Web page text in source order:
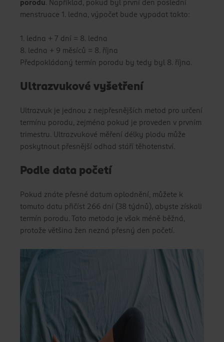
porodu. Například, pokud byl první den poslední
menstruace 1. ledna, výpočet bude vypadat takto:
1. ledna + 7 dní = 8. ledna
8. ledna + 9 měsíců = 8. října
Předpokládaný termín porodu by tedy byl 8. října.
Ultrazvukové vyšetření
Ultrazvuk je jednou z nejpřesnějších metod pro určení
termínu porodu, zejména pokud je proveden v prvním
trimestru. Ultrazvukové měření délky plodu může
poskytnout přesnější odhad stáří těhotenství.
Podle data početí
Pokud znáte přesné datum oplodnění, můžete k
tomuto datu přičíst 266 dní (38 týdnů), abyste získali
termín porodu. Tato metoda je však méně běžná,
protože většina žen nezná přesný den početí.